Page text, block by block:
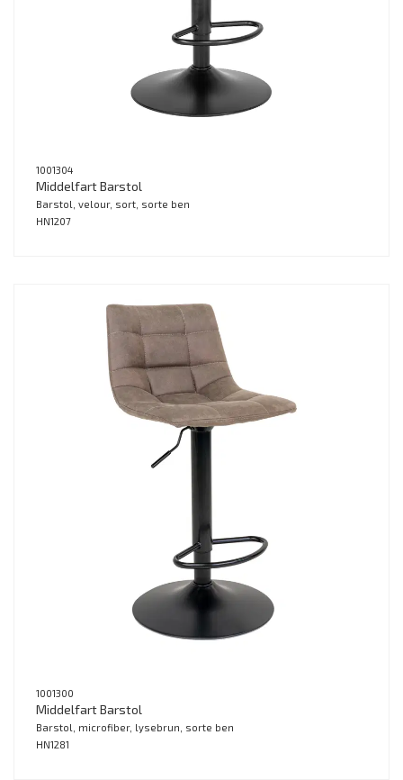
1001304
Middelfart Barstol
Barstol, velour, sort, sorte ben
HN1207
1001300
Middelfart Barstol
Barstol, microfiber, lysebrun, sorte ben
HN1281